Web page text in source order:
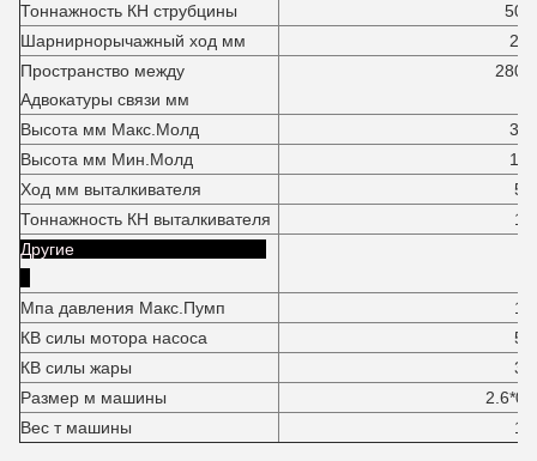
Тоннажность КН струбцины
Шарнирнорычажный ход мм
240
Пространство между
Адвокатуры связи мм
Высота мм Макс.Молд
300
Высота мм Мин.Молд
140
Ход мм выталкивателя
55
Тоннажность КН выталкивателя
18
Другие
Мпа давления Макс.Пумп
16
КВ силы мотора насоса
5,5
КВ силы жары
3,1
Размер м машины
Вес т машины
1,5